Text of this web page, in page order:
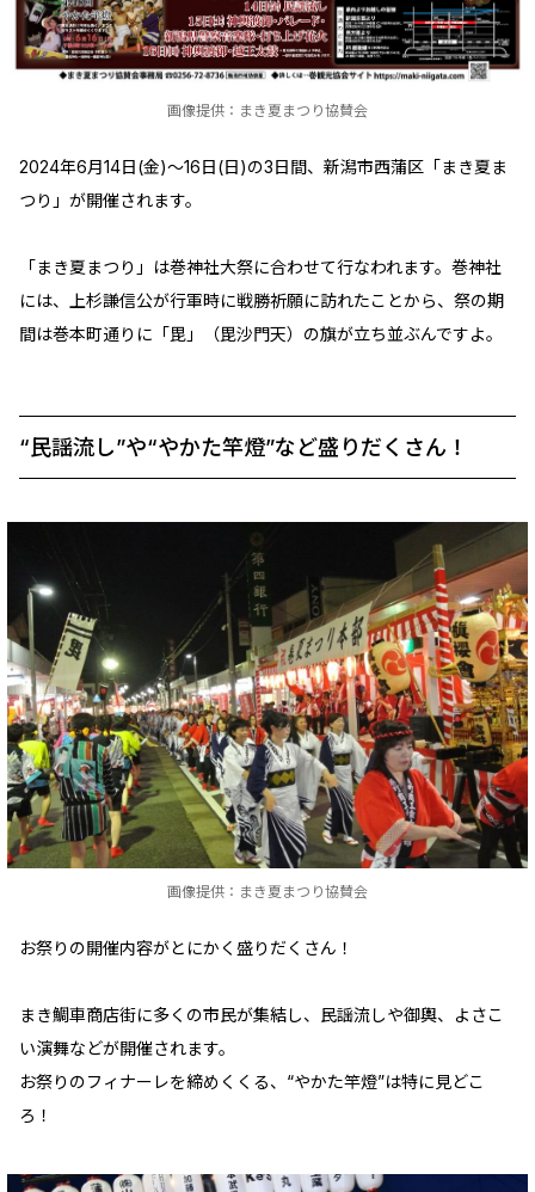
画像提供：まき夏まつり協賛会
2024年6月14日(金)～16日(日)の3日間、新潟市西蒲区「まき夏ま
つり」が開催されます。
「まき夏まつり」は巻神社大祭に合わせて行なわれます。巻神社
には、上杉謙信公が行軍時に戦勝祈願に訪れたことから、祭の期
間は巻本町通りに「毘」（毘沙門天）の旗が立ち並ぶんですよ。
“民謡流し”や“やかた竿燈”など盛りだくさん！
画像提供：まき夏まつり協賛会
お祭りの開催内容がとにかく盛りだくさん！
まき鯛車商店街に多くの市民が集結し、民謡流しや御輿、よさこ
い演舞などが開催されます。
お祭りのフィナーレを締めくくる、“やかた竿燈”は特に見どこ
ろ！